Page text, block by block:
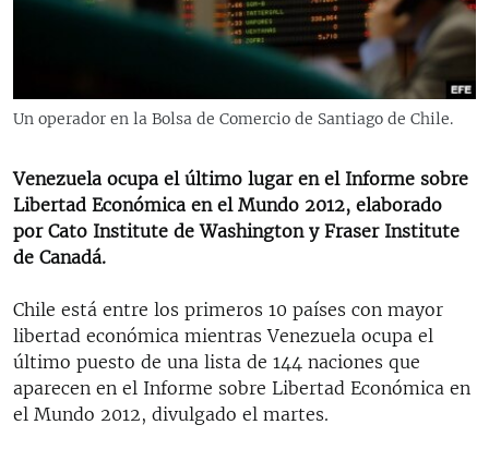
RADIO MARTÍ
ESPECIALES
SER VIEJO EN CUBA
KENTU-CUBANO
LOS SANTOS DE HIALEAH
LA INVASIÓN DE RUSIA A UCRANIA
MULTIMEDIA
SÍGUENOS
Un operador en la Bolsa de Comercio de Santiago de Chile.
Venezuela ocupa el último lugar en el Informe sobre
Libertad Económica en el Mundo 2012, elaborado
por Cato Institute de Washington y Fraser Institute
de Canadá.
Chile está entre los primeros 10 países con mayor
libertad económica mientras Venezuela ocupa el
último puesto de una lista de 144 naciones que
aparecen en el Informe sobre Libertad Económica en
el Mundo 2012, divulgado el martes.